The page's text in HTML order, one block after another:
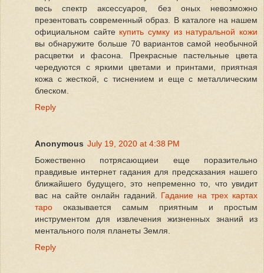
весь спектр аксессуаров, без оных невозможно
презентовать современный образ. В каталоге на нашем
официальном сайте купить сумку из натуральной кожи
вы обнаружите больше 70 вариантов самой необычной
расцветки и фасона. Прекрасные пастельные цвета
чередуются с яркими цветами и принтами, приятная
кожа с жесткой, с тиснением и еще с металлическим
блеском.
Reply
Anonymous July 19, 2020 at 4:38 PM
Божественно потрясающиеи еще поразительно
правдивые интернет гадания для предсказания нашего
ближайшего будущего, это непременно то, что увидит
вас на сайте онлайн гаданий. Гадание на трех картах
таро оказывается самым приятным и простым
инструментом для извлечения жизненных знаний из
ментального поля планеты Земля.
Reply